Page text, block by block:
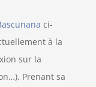
ci-
à la
sur la
Prenant sa